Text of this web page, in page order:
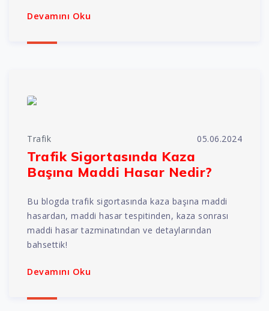
Devamını Oku
Trafik 05.06.2024
Trafik Sigortasında Kaza
Başına Maddi Hasar Nedir?
Bu blogda trafik sigortasında kaza başına maddi
hasardan, maddi hasar tespitinden, kaza sonrası
maddi hasar tazminatından ve detaylarından
bahsettik!
Devamını Oku